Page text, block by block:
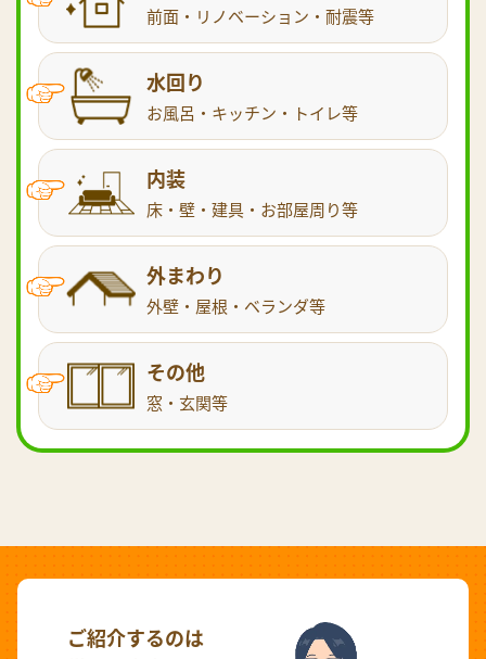
前面・リノベーション・耐震等
水回り
お風呂・キッチン・トイレ等
内装
床・壁・建具・お部屋周り等
外まわり
外壁・屋根・ベランダ等
その他
窓・玄関等
ご紹介するのは